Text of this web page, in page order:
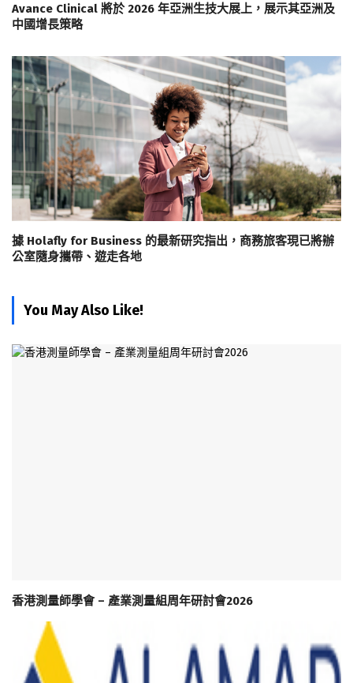
Avance Clinical 將於 2026 年亞洲生技大展上，展示其亞洲及
中國增長策略
據 Holafly for Business 的最新研究指出，商務旅客現已將辦
公室隨身攜帶、遊走各地
You May Also Like!
香港測量師學會 – 產業測量組周年研討會2026